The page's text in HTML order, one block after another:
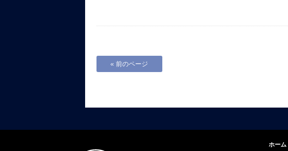
« 前のページ
ホーム